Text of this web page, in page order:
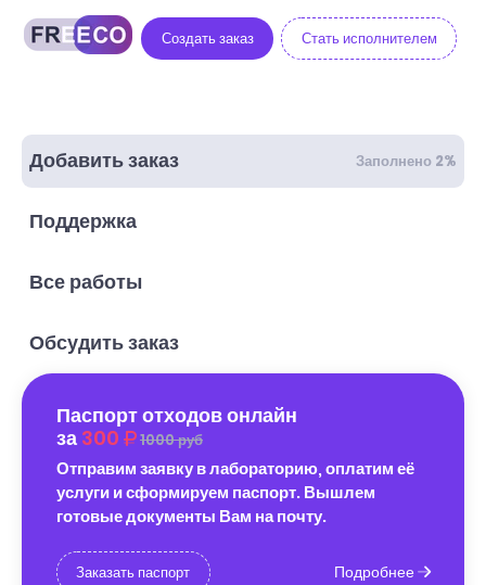
Создать заказ Стать исполнителем
Добавить заказ Заполнено 2%
Поддержка
Все работы
Обсудить заказ
Паспорт отходов онлайн
за 300 1000 руб
Отправим заявку в лабораторию, оплатим её
услуги и сформируем паспорт. Вышлем
готовые документы Вам на почту.
Заказать паспорт Подробнее